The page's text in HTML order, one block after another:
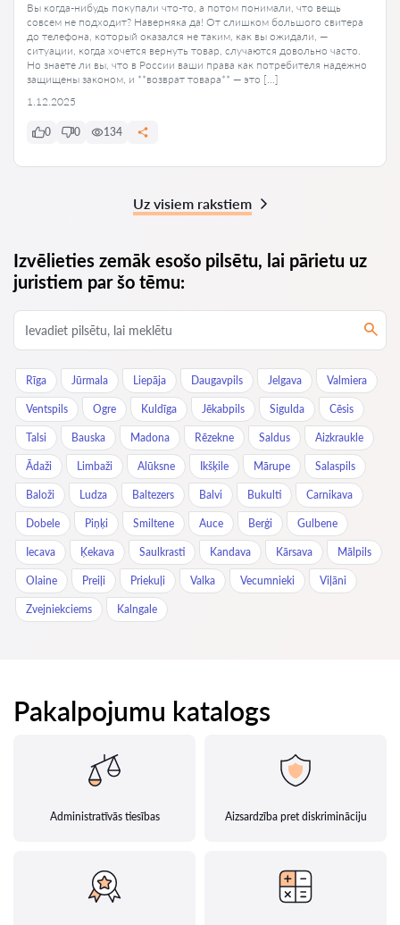
Вы когда-нибудь покупали что-то, а потом понимали, что вещь
совсем не подходит? Наверняка да! От слишком большого свитера
до телефона, который оказался не таким, как вы ожидали, —
ситуации, когда хочется вернуть товар, случаются довольно часто.
Но знаете ли вы, что в России ваши права как потребителя надежно
защищены законом, и **возврат товара** — это […]
1.12.2025
0 0 134
Uz visiem rakstiem
Izvēlieties zemāk esošo pilsētu, lai pārietu uz
juristiem par šo tēmu:
Rīga Jūrmala Liepāja Daugavpils Jelgava Valmiera
Ventspils Ogre Kuldīga Jēkabpils Sigulda Cēsis
Talsi Bauska Madona Rēzekne Saldus Aizkraukle
Ādaži Limbaži Alūksne Ikšķile Mārupe Salaspils
Baloži Ludza Baltezers Balvi Bukulti Carnikava
Dobele Piņķi Smiltene Auce Berģi Gulbene
Iecava Ķekava Saulkrasti Kandava Kārsava Mālpils
Olaine Preiļi Priekuļi Valka Vecumnieki Viļāni
Zvejniekciems Kalngale
Pakalpojumu katalogs
Administratīvās tiesības Aizsardzība pret diskrimināciju